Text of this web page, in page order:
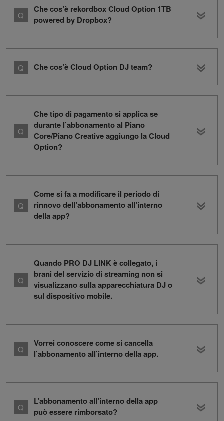
Che cos’è rekordbox Cloud Option 1TB
powered by Dropbox?
Che cos’è Cloud Option DJ team?
Che tipo di pagamento si applica se
durante l’abbonamento al Piano
Core/Piano Creative aggiungo la Cloud
Option?
Come si fa a modificare il periodo di
rinnovo dell’abbonamento all’interno
della app?
Quando PRO DJ LINK è collegato, i
brani del servizio di streaming non si
visualizzano sulla apparecchiatura DJ o
sul dispositivo mobile.
Vorrei conoscere come si cancella
l’abbonamento all’interno della app.
L’abbonamento all’interno della app
può essere rimborsato?